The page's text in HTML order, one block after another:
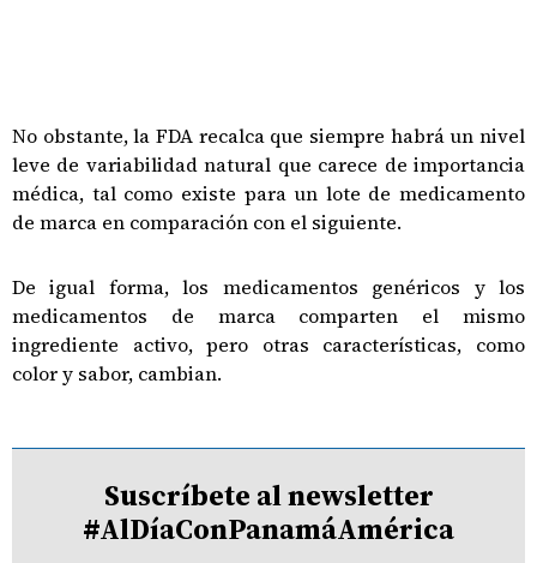
No obstante, la FDA recalca que siempre habrá un nivel
leve de variabilidad natural que carece de importancia
médica, tal como existe para un lote de medicamento
de marca en comparación con el siguiente.
De igual forma, los medicamentos genéricos y los
medicamentos de marca comparten el mismo
ingrediente activo, pero otras características, como
color y sabor, cambian.
Suscríbete al newsletter
#AlDíaConPanamáAmérica